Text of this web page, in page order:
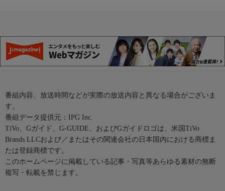
番組内容、放送時間などが実際の放送内容と異なる場合がございま
す。
番組データ提供元：IPG Inc.
TiVo、Gガイド、G-GUIDE、およびGガイドロゴは、米国TiVo
Brands LLCおよび／またはその関連会社の日本国内における商標ま
たは登録商標です。
このホームページに掲載している記事・写真等あらゆる素材の無断
複写・転載を禁じます。